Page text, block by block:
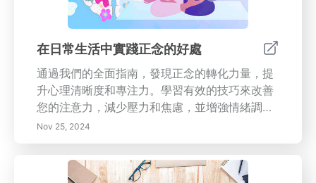
在日常生活中實踐正念的好處
通過我們的全面指南，發現正念的轉化力量，提
升心理清晰度和專注力。學習有效的技巧來改善
您的注意力，減少壓力和焦慮，並增強情緒調
節。探討正念對心理健康的長期影響，以及了解
它如何能改善自我意識、關係和整體情緒健康。
我們的文章列出了將正念融入日常生活的實際方
法，從創造一個正念早晨到在工作中融入正念。
Nov 25, 2024